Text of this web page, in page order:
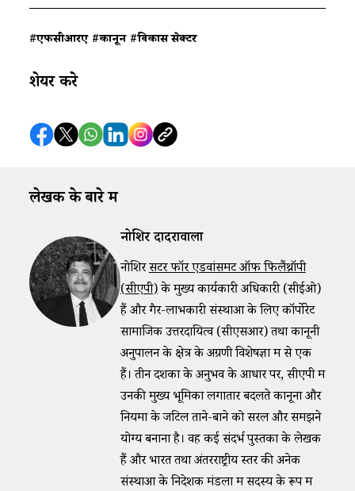
#एफसीआरए #कानून #विकास सेक्टर
शेयर करे
लेखक के बारे में
नोशिर दादरावाला
नोशिरसेंटर फॉर एडवांसमेंट ऑफ फिलैंथ्रॉपी
(सीएपी)के मुख्य कार्यकारी अधिकारी (सीईओ)
हैं और गैर-लाभकारी संस्थाओं के लिए कॉर्पोरेट
सामाजिक उत्तरदायित्व (सीएसआर) तथा कानूनी
अनुपालन के क्षेत्र के अग्रणी विशेषज्ञों में से एक
हैं। तीन दशकों के अनुभव के आधार पर, सीएपी में
उनकी मुख्य भूमिका लगातार बदलते कानूनों और
नियमों के जटिल ताने-बाने को सरल और समझने
योग्य बनाना है। वह कई संदर्भ पुस्तकों के लेखक
हैं और भारत तथा अंतरराष्ट्रीय स्तर की अनेक
संस्थाओं के निदेशक मंडलों में सदस्य के रूप में